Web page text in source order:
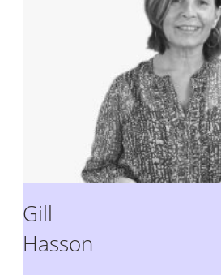
Gill
Hasson